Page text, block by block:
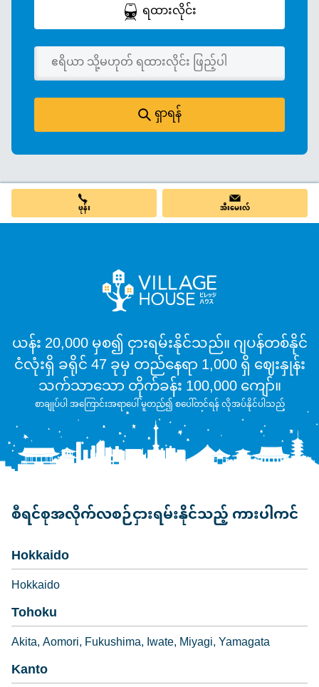
ရထားလိုင်း
ရှာရန်
ဖုန်း အီးမေးလ်
ယန်း 20,000 မှစ၍ ငှားရမ်းနိုင်သည်။ ဂျပန်တစ်နိုင်
ငံလုံးရှိ ခရိုင် 47 ခုမှ တည်နေရာ 1,000 ရှိ ဈေးနှုန်း
သက်သာသော တိုက်ခန်း 100,000 ကျော်။
စာချုပ်ပါ အကြောင်းအရာပေါ် မူတည်၍ စပေါ်တင်ရန် လိုအပ်နိုင်ပါသည်
စီရင်စုအလိုက်လစဉ်ငှားရမ်းနိုင်သည့် ကားပါကင်
Hokkaido
Hokkaido
Tohoku
Akita Aomori Fukushima Iwate Miyagi Yamagata
Kanto